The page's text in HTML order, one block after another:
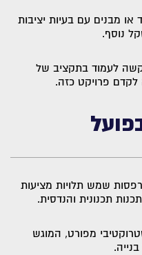
או מבנים עם בעיות יציבות
נוסף.
לעמוד בתקציב של
לקדם פרויקט כזה.
שמש תלויות מציעות
תכנונית והנדסית.
מפורט, המוגש